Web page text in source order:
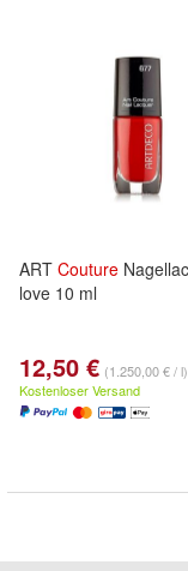
ART Couture
love 10 ml
12,50 € (1.250,00 € / l)
Kostenloser Versand